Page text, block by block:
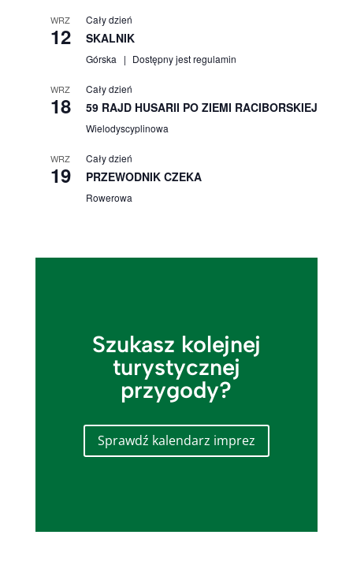
WRZ
12
Cały dzień
SKALNIK
Górska Dostępny jest regulamin
WRZ
18
Cały dzień
59 RAJD HUSARII PO ZIEMI RACIBORSKIEJ
Wielodyscyplinowa
WRZ
19
Cały dzień
PRZEWODNIK CZEKA
Rowerowa
Szukasz kolejnej
turystycznej
przygody?
Sprawdź kalendarz imprez